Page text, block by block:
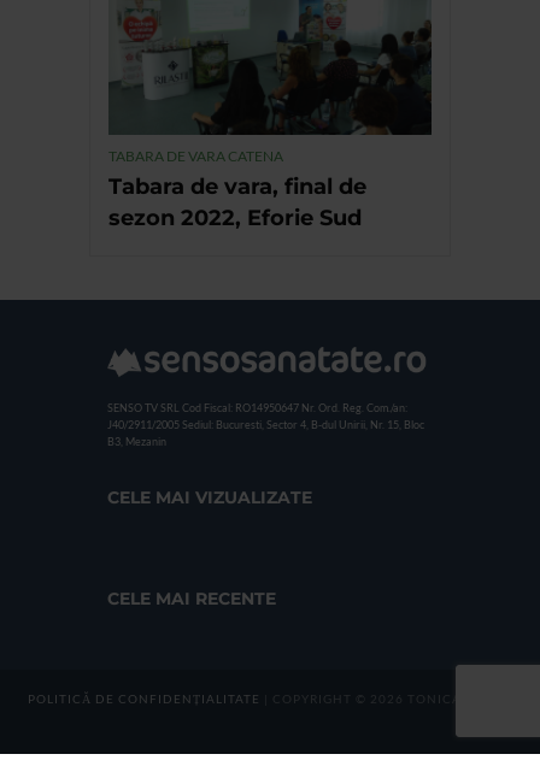
TABARA DE VARA CATENA
Tabara de vara, final de
sezon 2022, Eforie Sud
SENSO TV SRL Cod Fiscal: RO14950647 Nr. Ord. Reg. Com./an:
J40/2911/2005 Sediul: Bucuresti, Sector 4, B-dul Unirii, Nr. 15, Bloc
B3, Mezanin
CELE MAI VIZUALIZATE
CELE MAI RECENTE
POLITICĂ DE CONFIDENȚIALITATE | COPYRIGHT © 2026 TONICA GROUP